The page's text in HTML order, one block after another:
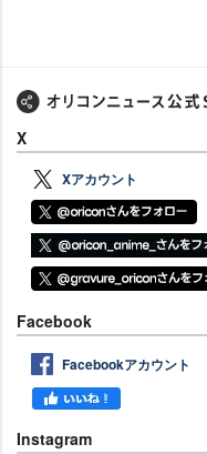
X
Xアカウント
Facebook
Facebookアカウント
Instagram